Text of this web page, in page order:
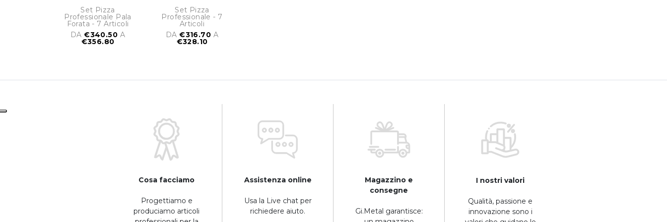
Set Pizza
Professionale Pala
Forata - 7 Articoli
DA€340.50 A
€356.80
Set Pizza
Professionale - 7
Articoli
DA€316.70 A
€328.10
Cosa facciamo
Progettiamo e
produciamo articoli
Assistenza online
Usa la Live chat per
richiedere aiuto.
Magazzino e
consegne
Gi.Metal garantisce:
I nostri valori
Qualità, passione e
innovazione sono i